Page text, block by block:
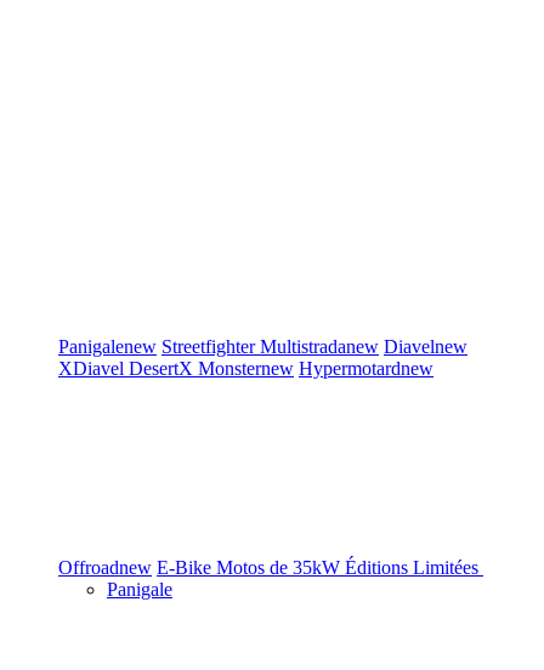
Panigalenew StreetfighterMultistradanew Diavelnew
XDiavel DesertX Monsternew Hypermotardnew
Offroadnew E-Bike Motos de 35kW Éditions Limitées
Panigale